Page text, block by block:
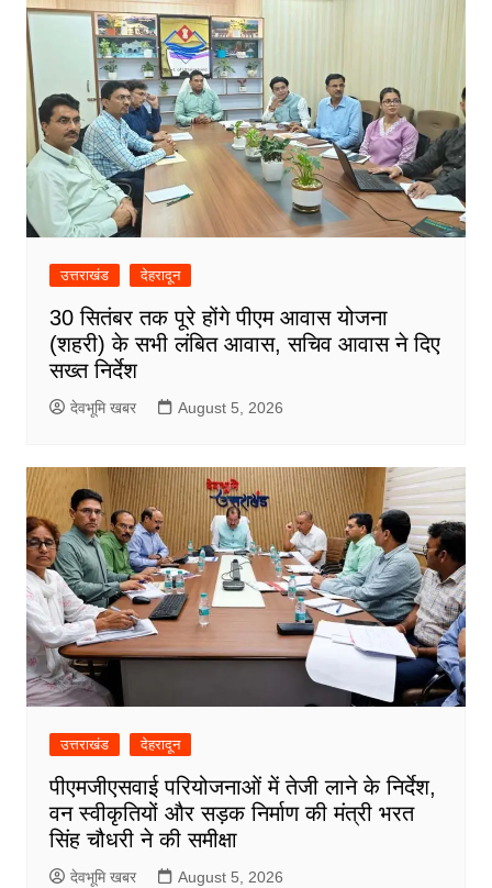
उत्तराखंड देहरादून
30 सितंबर तक पूरे होंगे पीएम आवास योजना
(शहरी) के सभी लंबित आवास, सचिव आवास ने दिए
सख्त निर्देश
देवभूमि खबर August 5, 2026
उत्तराखंड देहरादून
पीएमजीएसवाई परियोजनाओं में तेजी लाने के निर्देश,
वन स्वीकृतियों और सड़क निर्माण की मंत्री भरत
सिंह चौधरी ने की समीक्षा
देवभूमि खबर August 5, 2026